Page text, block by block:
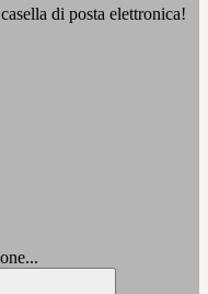
di posta elettronica!